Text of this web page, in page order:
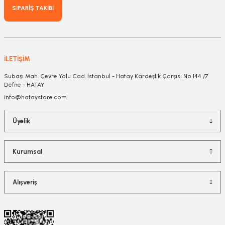
SİPARİŞ TAKİBİ
İLETİŞİM
Subaşı Mah. Çevre Yolu Cad. İstanbul - Hatay Kardeşlik Çarşısı No 144 /7
Defne - HATAY
info@hataystore.com
Üyelik
Kurumsal
Alışveriş